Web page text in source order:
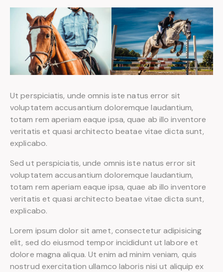
Ut perspiciatis, unde omnis iste natus error sit
voluptatem accusantium doloremque laudantium,
totam rem aperiam eaque ipsa, quae ab illo inventore
veritatis et quasi architecto beatae vitae dicta sunt,
explicabo.
Sed ut perspiciatis, unde omnis iste natus error sit
voluptatem accusantium doloremque laudantium,
totam rem aperiam eaque ipsa, quae ab illo inventore
veritatis et quasi architecto beatae vitae dicta sunt,
explicabo.
Lorem ipsum dolor sit amet, consectetur adipisicing
elit, sed do eiusmod tempor incididunt ut labore et
dolore magna aliqua. Ut enim ad minim veniam, quis
nostrud exercitation ullamco laboris nisi ut aliquip ex